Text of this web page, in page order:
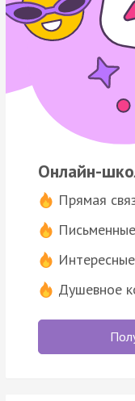
Онлайн-
Прямая
Душевное